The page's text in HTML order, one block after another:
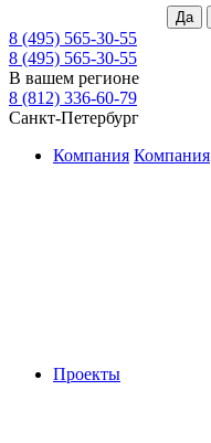
8 (495) 565-30-55
8 (495) 565-30-55
В вашем регионе
8 (812) 336-60-79
Санкт-Петербург
Компания Компания
Проекты